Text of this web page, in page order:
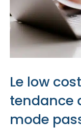
Le low
tendance
mode